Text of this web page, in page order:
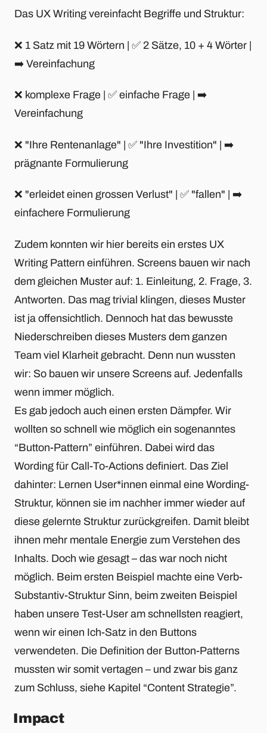
Das UX Writing vereinfacht Begriffe und Struktur:
❌ 1 Satz mit 19 Wörtern | ✅ 2 Sätze, 10 + 4 Wörter |
➡️ Vereinfachung
❌ komplexe Frage | ✅ einfache Frage | ➡️
Vereinfachung
❌ "Ihre Rentenanlage" | ✅ "Ihre Investition" | ➡️
prägnante Formulierung
❌ "erleidet einen grossen Verlust" | ✅ "fallen" | ➡️
einfachere Formulierung
Zudem konnten wir hier bereits ein erstes UX
Writing Pattern einführen. Screens bauen wir nach
dem gleichen Muster auf: 1. Einleitung, 2. Frage, 3.
Antworten. Das mag trivial klingen, dieses Muster
ist ja offensichtlich. Dennoch hat das bewusste
Niederschreiben dieses Musters dem ganzen
Team viel Klarheit gebracht. Denn nun wussten
wir: So bauen wir unsere Screens auf. Jedenfalls
wenn immer möglich.
Es gab jedoch auch einen ersten Dämpfer. Wir
wollten so schnell wie möglich ein sogenanntes
“Button-Pattern” einführen. Dabei wird das
Wording für Call-To-Actions definiert. Das Ziel
dahinter: Lernen User*innen einmal eine Wording-
Struktur, können sie im nachher immer wieder auf
diese gelernte Struktur zurückgreifen. Damit bleibt
ihnen mehr mentale Energie zum Verstehen des
Inhalts. Doch wie gesagt – das war noch nicht
möglich. Beim ersten Beispiel machte eine Verb-
Substantiv-Struktur Sinn, beim zweiten Beispiel
haben unsere Test-User am schnellsten reagiert,
wenn wir einen Ich-Satz in den Buttons
verwendeten. Die Definition der Button-Patterns
mussten wir somit vertagen – und zwar bis ganz
zum Schluss, siehe Kapitel “Content Strategie”.
Impact